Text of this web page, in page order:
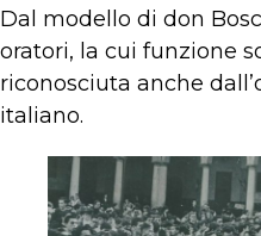
Dal modello di don
oratori, la cui funzione
riconosciuta anche
italiano.